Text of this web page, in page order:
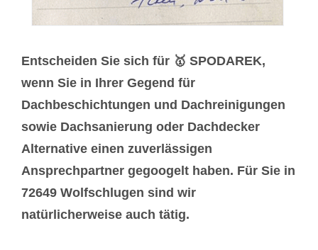
Entscheiden Sie sich für 🥇 SPODAREK,
wenn Sie in Ihrer Gegend für
Dachbeschichtungen und Dachreinigungen
sowie Dachsanierung oder Dachdecker
Alternative einen zuverlässigen
Ansprechpartner gegoogelt haben. Für Sie in
72649 Wolfschlugen sind wir
natürlicherweise auch tätig.